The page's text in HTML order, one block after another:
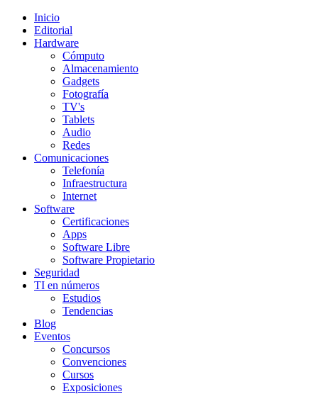
Inicio
Editorial
Hardware
Cómputo
Almacenamiento
Gadgets
Fotografía
TV's
Tablets
Audio
Redes
Comunicaciones
Telefonía
Infraestructura
Internet
Software
Certificaciones
Apps
Software Libre
Software Propietario
Seguridad
TI en números
Estudios
Tendencias
Blog
Eventos
Concursos
Convenciones
Cursos
Exposiciones